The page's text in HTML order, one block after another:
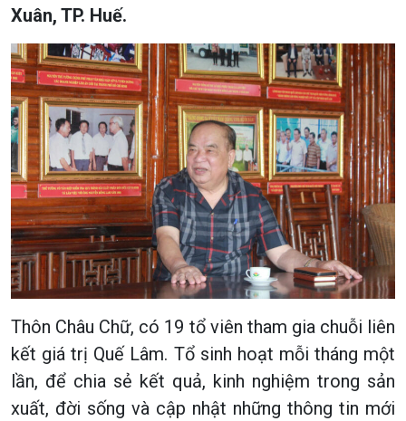
Xuân, TP. Huế.
Thôn Châu Chữ, có 19 tổ viên tham gia chuỗi liên
kết giá trị Quế Lâm. Tổ sinh hoạt mỗi tháng một
lần, để chia sẻ kết quả, kinh nghiệm trong sản
xuất, đời sống và cập nhật những thông tin mới